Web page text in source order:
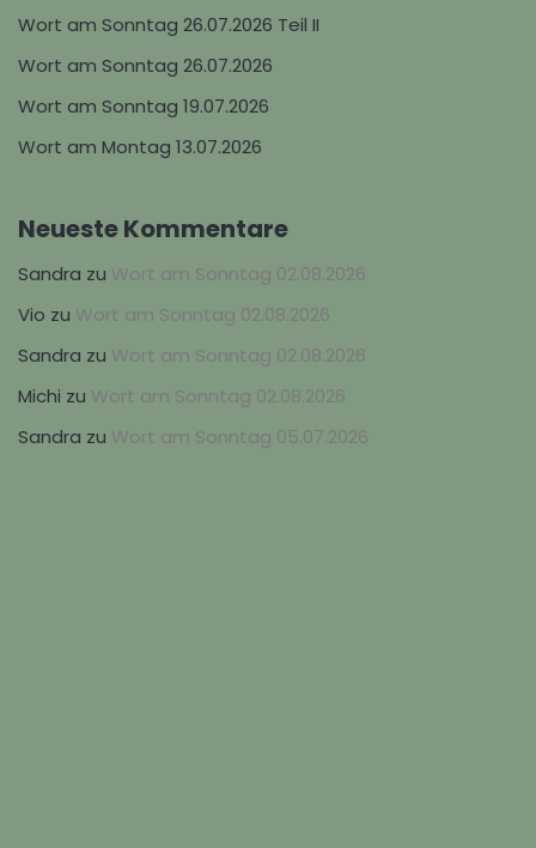
Wort am Sonntag 26.07.2026 Teil II
Wort am Sonntag 26.07.2026
Wort am Sonntag 19.07.2026
Wort am Montag 13.07.2026
Neueste Kommentare
Sandra zu Wort am Sonntag 02.08.2026
Vio zu Wort am Sonntag 02.08.2026
Sandra zu Wort am Sonntag 02.08.2026
Michi zu Wort am Sonntag 02.08.2026
Sandra zu Wort am Sonntag 05.07.2026